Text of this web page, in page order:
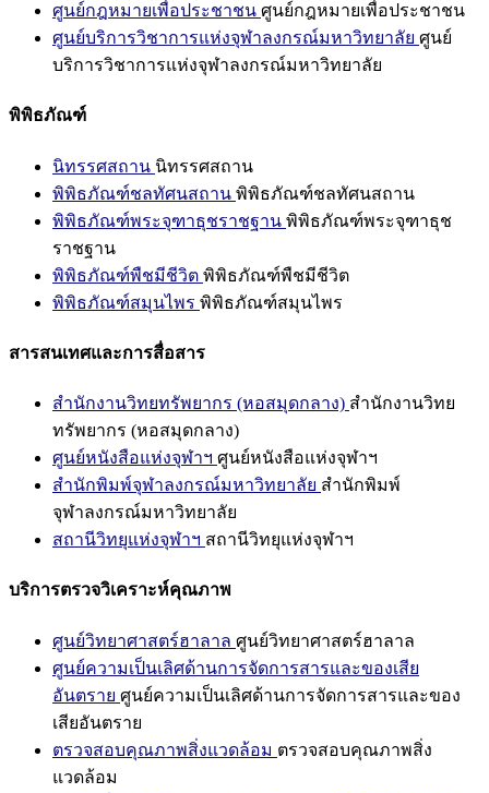
ศูนย์กฎหมายเพื่อประชาชน ศูนย์กฎหมายเพื่อประชาชน
ศูนย์บริการวิชาการแห่งจุฬาลงกรณ์มหาวิทยาลัย ศูนย์
บริการวิชาการแห่งจุฬาลงกรณ์มหาวิทยาลัย
พิพิธภัณฑ์
นิทรรศสถาน นิทรรศสถาน
พิพิธภัณฑ์ชลทัศนสถาน พิพิธภัณฑ์ชลทัศนสถาน
พิพิธภัณฑ์พระจุฑาธุชราชฐาน พิพิธภัณฑ์พระจุฑาธุช
ราชฐาน
พิพิธภัณฑ์พืชมีชีวิต พิพิธภัณฑ์พืชมีชีวิต
พิพิธภัณฑ์สมุนไพร พิพิธภัณฑ์สมุนไพร
สารสนเทศและการสื่อสาร
สำนักงานวิทยทรัพยากร (หอสมุดกลาง) สำนักงานวิทย
ทรัพยากร (หอสมุดกลาง)
ศูนย์หนังสือแห่งจุฬาฯ ศูนย์หนังสือแห่งจุฬาฯ
สำนักพิมพ์จุฬาลงกรณ์มหาวิทยาลัย สำนักพิมพ์
จุฬาลงกรณ์มหาวิทยาลัย
สถานีวิทยุแห่งจุฬาฯ สถานีวิทยุแห่งจุฬาฯ
บริการตรวจวิเคราะห์คุณภาพ
ศูนย์วิทยาศาสตร์ฮาลาล ศูนย์วิทยาศาสตร์ฮาลาล
ศูนย์ความเป็นเลิศด้านการจัดการสารและของเสีย
อันตราย ศูนย์ความเป็นเลิศด้านการจัดการสารและของ
เสียอันตราย
ตรวจสอบคุณภาพสิ่งแวดล้อม ตรวจสอบคุณภาพสิ่ง
แวดล้อม